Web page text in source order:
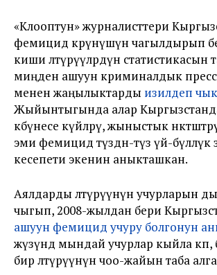
«Клооптун» журналисттери
фемицид көрүнүшүн чагылдырып
киши өлтүрүүлөрдүн статистикасын
миңден ашуун криминалдык
менен жаңылыктарды изилдеп
Жыйынтыгында алар
көбүнесе күйөөлөрү, жыныстык
эми фемицид түздөн-түз үй-бүлөлүк
кесепети экенин аныкташкан.
Аялдарды өлтүрүүнүн учурларын
чыгып, 2008-жылдан бери
ашуун фемицид учуру болгонун
жүзүндө мындай учурлар кыйла көп,
бир өлтүрүүнүн чоо-жайын таба